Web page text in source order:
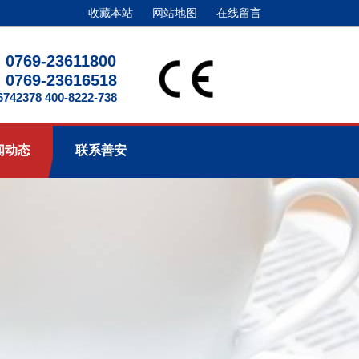
收藏本站 网站地图 在线留言
0769-23611800
0769-23616518
400-8222-738
动态 联系善安